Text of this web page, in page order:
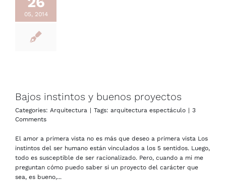
05, 2014
Bajos instintos y buenos proyectos
Categories: Arquitectura | Tags: arquitectura espectáculo | 3
Comments
El amor a primera vista no es más que deseo a primera vista Los
instintos del ser humano están vinculados a los 5 sentidos. Luego,
todo es susceptible de ser racionalizado. Pero, cuando a mi me
preguntan cómo puedo saber si un proyecto del carácter que
sea, es bueno,...